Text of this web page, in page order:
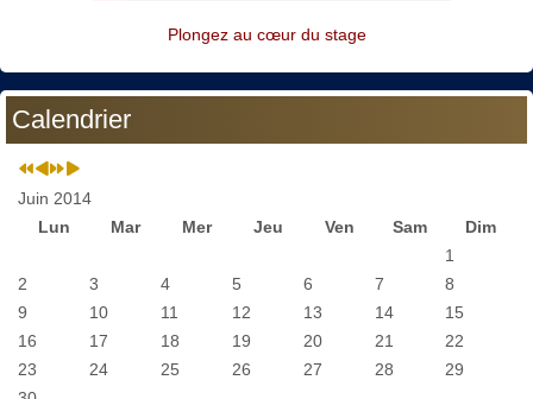
Plongez au cœur du stage
Calendrier
Juin 2014
Lun
Mar Mer Jeu Ven Sam
Dim
1
2
3 4 5 6 7
8
9
10 11 12 13 14
15
16
17 18 19 20 21
22
23
24 25 26 27 28
29